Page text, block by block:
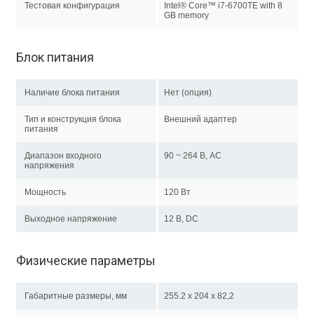
Тестовая конфигурация
Intel® Core™ i7-6700TE with 8
GB memory
Блок питания
Наличие блока питания Нет (опция)
Тип и конструкция блока
питания
Внешний адаптер
Диапазон входного
напряжения
90 ~ 264 В, AC
Мощность 120 Вт
Выходное напряжение 12 В, DC
Физические параметры
Габаритные размеры, мм 255.2 x 204 х 82,2